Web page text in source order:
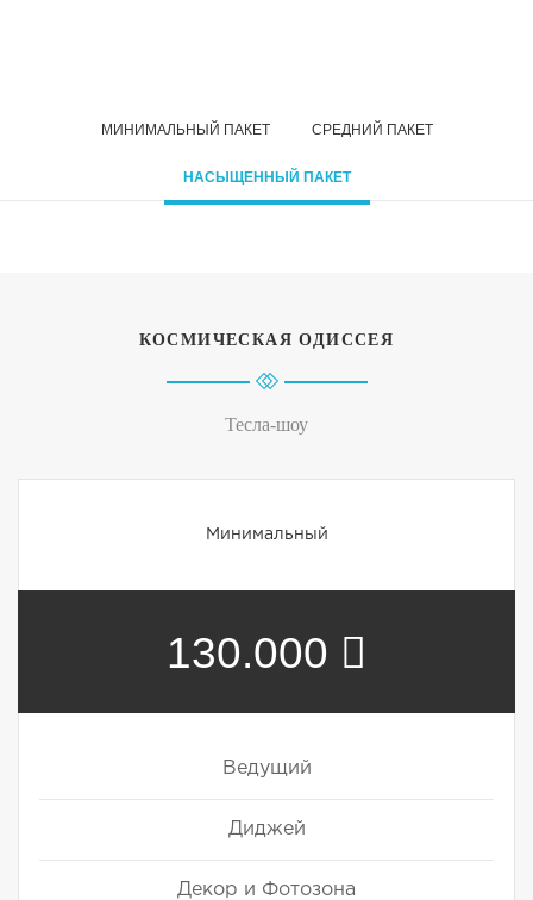
МИНИМАЛЬНЫЙ ПАКЕТ СРЕДНИЙ ПАКЕТ
НАСЫЩЕННЫЙ ПАКЕТ
КОСМИЧЕСКАЯ ОДИССЕЯ
Тесла-шоу
Минимальный
130.000
Ведущий
Диджей
Декор и Фотозона